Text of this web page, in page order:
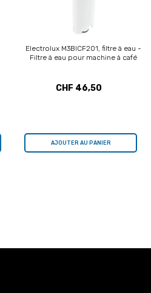
Electrolux M3BICF201, filtre à eau -
Filtre à eau pour machine à café
CHF 46,50
AJOUTER AU PANIER